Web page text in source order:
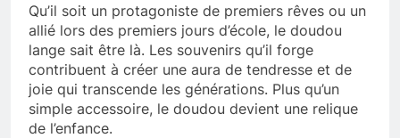
Qu’il soit un protagoniste de premiers rêves ou un
allié lors des premiers jours d’école, le doudou
lange sait être là. Les souvenirs qu’il forge
contribuent à créer une aura de tendresse et de
joie qui transcende les générations. Plus qu’un
simple accessoire, le doudou devient une relique
de l’enfance.